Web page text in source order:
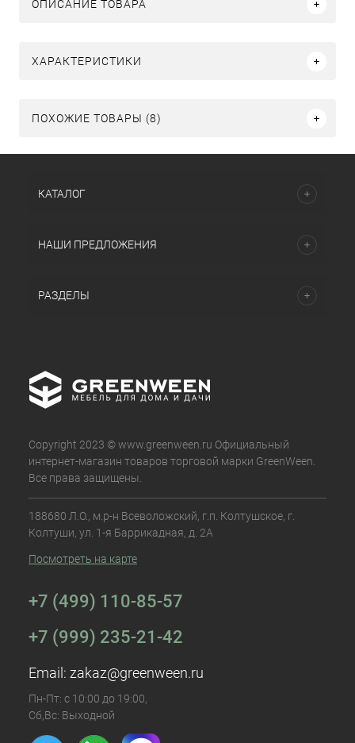
ОПИСАНИЕ ТОВАРА
ХАРАКТЕРИСТИКИ
ПОХОЖИЕ ТОВАРЫ (8)
КАТАЛОГ
НАШИ ПРЕДЛОЖЕНИЯ
РАЗДЕЛЫ
Copyright 2023 © www.greenween.ru Официальный
интернет-магазин товаров торговой марки GreenWeen.
Все права защищены.
188680 Л.О., м.р-н Всеволожский, г.п. Колтушское, г.
Колтуши, ул. 1-я Баррикадная, д. 2А
Посмотреть на карте
+7 (499) 110-85-57
+7 (999) 235-21-42
Email: zakaz@greenween.ru
Пн-Пт: с 10:00 до 19:00,
Сб,Вс: Выходной